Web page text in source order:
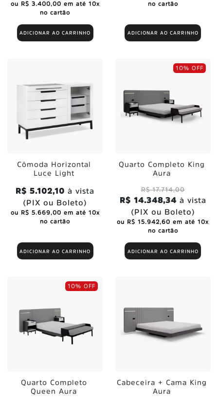
ADICIONAR AO CARRINHO
ou R$ 3.400,00 em até 10x
no cartão
ADICIONAR AO CARRINHO
no cartão
Cômoda Horizontal
Luce Light
ADICIONAR AO CARRINHO
R$ 5.102,10 à vista
(PIX ou Boleto)
ou R$ 5.669,00 em até 10x
no cartão
10% OFF
Quarto Completo King
Aura
ADICIONAR AO CARRINHO
R$ 17.714,00
R$ 14.348,34à vista
(PIX ou Boleto)
ou R$ 15.942,60 em até 10x
no cartão
10% OFF
Quarto Completo
Queen Aura
Cabeceira + Cama King
Aura